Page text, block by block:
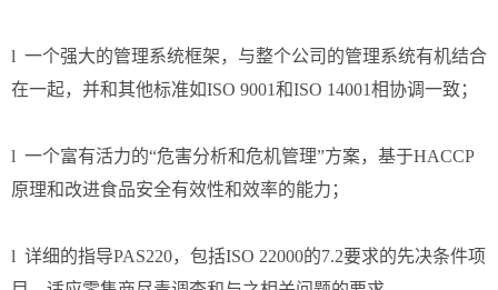
l 一个强大的管理系统框架，与整个公司的管理系统有机结合
在一起，并和其他标准如ISO 9001和ISO 14001相协调一致；
l 一个富有活力的“危害分析和危机管理”方案，基于HACCP
原理和改进食品安全有效性和效率的能力；
l 详细的指导PAS220，包括ISO 22000的7.2要求的先决条件项